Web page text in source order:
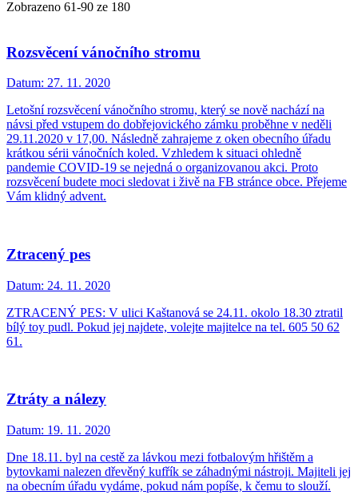
Zobrazeno 61-90 ze 180
Rozsvěcení vánočního stromu
Datum: 27. 11. 2020
Letošní rozsvěcení vánočního stromu, který se nově nachází na
návsi před vstupem do dobřejovického zámku proběhne v neděli
29.11.2020 v 17,00. Následně zahrajeme z oken obecního úřadu
krátkou sérii vánočních koled. Vzhledem k situaci ohledně
pandemie COVID-19 se nejedná o organizovanou akci. Proto
rozsvěcení budete moci sledovat i živě na FB stránce obce. Přejeme
Vám klidný advent.
Ztracený pes
Datum: 24. 11. 2020
ZTRACENÝ PES: V ulici Kaštanová se 24.11. okolo 18.30 ztratil
bílý toy pudl. Pokud jej najdete, volejte majitelce na tel. 605 50 62
61.
Ztráty a nálezy
Datum: 19. 11. 2020
Dne 18.11. byl na cestě za lávkou mezi fotbalovým hřištěm a
bytovkami nalezen dřevěný kufřík se záhadnými nástroji. Majiteli jej
na obecním úřadu vydáme, pokud nám popíše, k čemu to slouží.